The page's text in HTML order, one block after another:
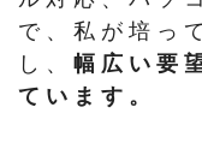
で、私が培っ
し、 幅広い要
ています。